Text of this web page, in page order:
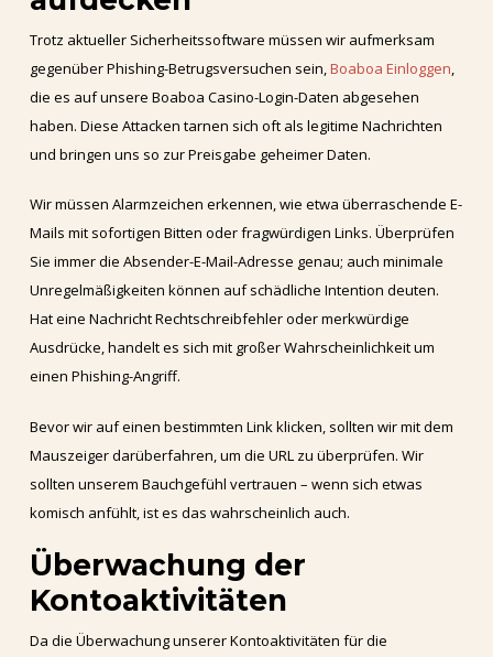
Trotz aktueller Sicherheitssoftware müssen wir aufmerksam
gegenüber Phishing-Betrugsversuchen sein,Boaboa Einloggen,
die es auf unsere Boaboa Casino-Login-Daten abgesehen
haben. Diese Attacken tarnen sich oft als legitime Nachrichten
und bringen uns so zur Preisgabe geheimer Daten.
Wir müssen Alarmzeichen erkennen, wie etwa überraschende E-
Mails mit sofortigen Bitten oder fragwürdigen Links. Überprüfen
Sie immer die Absender-E-Mail-Adresse genau; auch minimale
Unregelmäßigkeiten können auf schädliche Intention deuten.
Hat eine Nachricht Rechtschreibfehler oder merkwürdige
Ausdrücke, handelt es sich mit großer Wahrscheinlichkeit um
einen Phishing-Angriff.
Bevor wir auf einen bestimmten Link klicken, sollten wir mit dem
Mauszeiger darüberfahren, um die URL zu überprüfen. Wir
sollten unserem Bauchgefühl vertrauen – wenn sich etwas
komisch anfühlt, ist es das wahrscheinlich auch.
Überwachung der
Kontoaktivitäten
Da die Überwachung unserer Kontoaktivitäten für die